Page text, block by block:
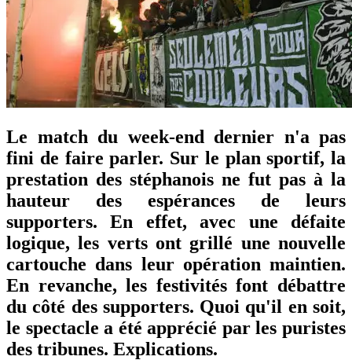
Le match du week-end dernier n'a pas
fini de faire parler. Sur le plan sportif, la
prestation des stéphanois ne fut pas à la
hauteur des espérances de leurs
supporters. En effet, avec une défaite
logique, les verts ont grillé une nouvelle
cartouche dans leur opération maintien.
En revanche, les festivités font débattre
du côté des supporters. Quoi qu'il en soit,
le spectacle a été apprécié par les puristes
des tribunes. Explications.